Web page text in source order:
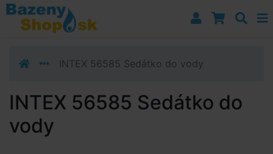
Prejsť k navigácii
Prejsť na obsah
Prejsť k bočnému stĺpci
INTEX 56585 Sedátko do vody
INTEX 56585 Sedátko do
vody